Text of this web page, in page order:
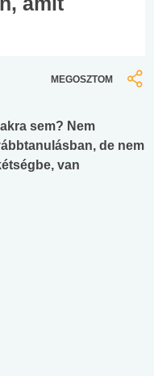
MEGOSZTOM
sem? Nem
de nem
van